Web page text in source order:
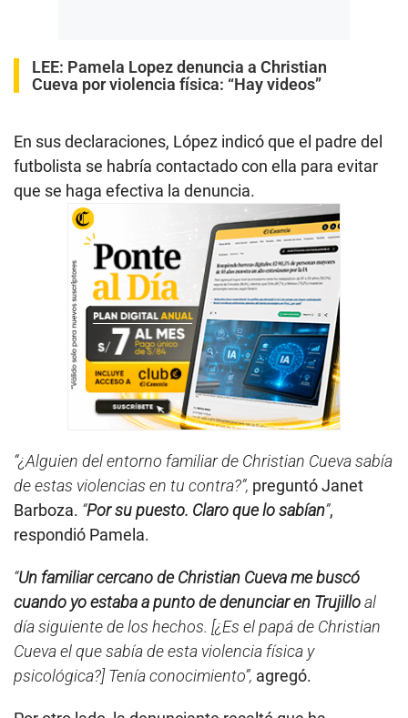
LEE: Pamela Lopez denuncia a Christian
Cueva por violencia física: “Hay videos”
En sus declaraciones, López indicó que el padre del
futbolista se habría contactado con ella para evitar
que se haga efectiva la denuncia.
“¿Alguien del entorno familiar de Christian Cueva sabía
de estas violencias en tu contra?”, preguntó Janet
Barboza. “Por su puesto. Claro que lo sabían”,
respondió Pamela.
“Un familiar cercano de Christian Cueva me buscó
cuando yo estaba a punto de denunciar en Trujilloal
día siguiente de los hechos. [¿Es el papá de Christian
Cueva el que sabía de esta violencia física y
psicológica?] Tenía conocimiento”, agregó.